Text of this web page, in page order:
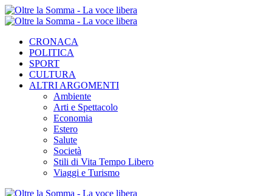
CRONACA
POLITICA
SPORT
CULTURA
ALTRI ARGOMENTI
Ambiente
Arti e Spettacolo
Economia
Estero
Salute
Società
Stili di Vita Tempo Libero
Viaggi e Turismo